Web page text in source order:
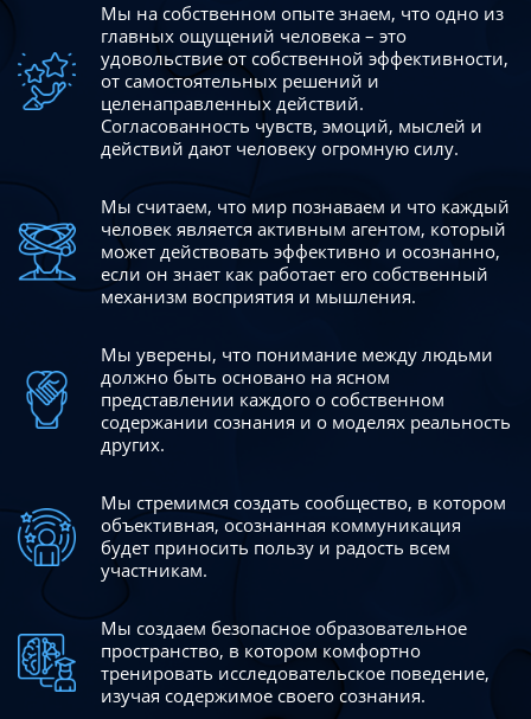
Мы на собственном опыте знаем, что одно из
главных ощущений человека – это
удовольствие от собственной эффективности,
от самостоятельных решений и
целенаправленных действий.
Согласованность чувств, эмоций, мыслей и
действий дают человеку огромную силу.
Мы считаем, что мир познаваем и что каждый
человек является активным агентом, который
может действовать эффективно и осознанно,
если он знает как работает его собственный
механизм восприятия и мышления.
Мы уверены, что понимание между людьми
должно быть основано на ясном
представлении каждого о собственном
содержании сознания и о моделях реальность
других.
Мы стремимся создать сообщество, в котором
объективная, осознанная коммуникация
будет приносить пользу и радость всем
участникам.
Мы создаем безопасное образовательное
пространство, в котором комфортно
тренировать исследовательское поведение,
изучая содержимое своего сознания.